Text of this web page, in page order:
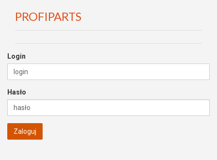
PROFIPARTS
Login
Hasło
Zaloguj